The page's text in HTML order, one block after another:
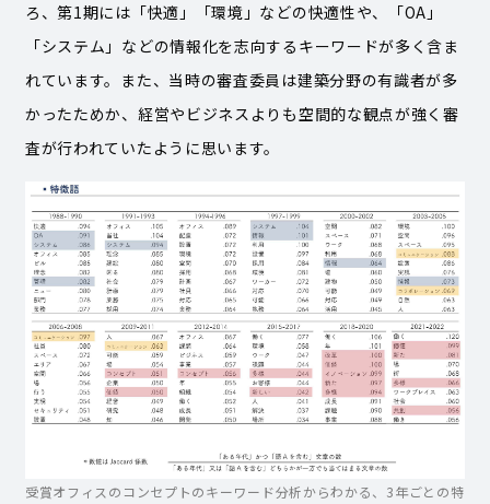
ろ、第1期には「快適」「環境」などの快適性や、「OA」
「システム」などの情報化を志向するキーワードが多く含ま
れています。また、当時の審査委員は建築分野の有識者が多
かったためか、経営やビジネスよりも空間的な観点が強く審
査が行われていたように思います。
受賞オフィスのコンセプトのキーワード分析からわかる、3年ごとの特